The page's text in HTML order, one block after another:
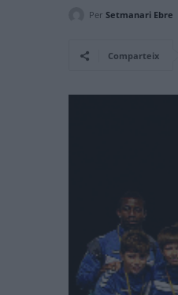
Per Setmanari Ebre
Comparteix